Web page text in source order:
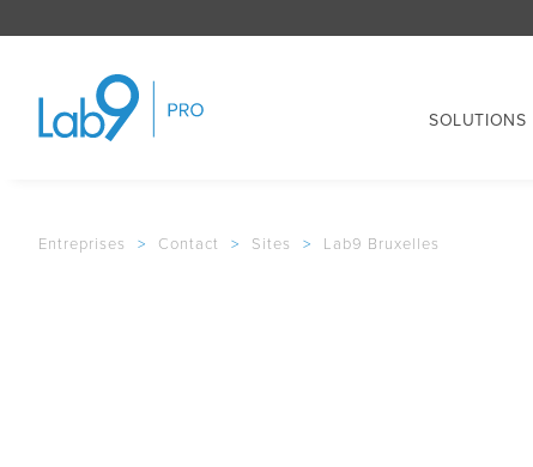
SOLUTIONS
Entreprises > Contact > Sites > Lab9 Bruxelles